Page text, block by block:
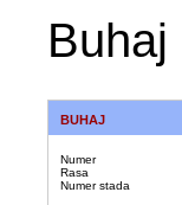
Buhaj
BUHAJ
Numer
Rasa
Numer stada